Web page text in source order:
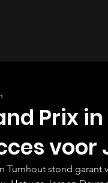
Prix
voor
Turnhout stond